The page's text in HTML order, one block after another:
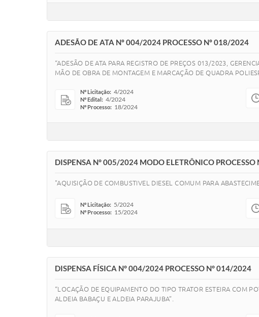
ADESÃO DE ATA Nº 004/2024 PROCESSO Nº 018/2024
“ADESÃO DE ATA PARA REGISTRO DE PREÇOS 013/2023,
MÃO DE OBRA DE MONTAGEM E MARCAÇÃO DE QUADRA
Nº Licitação: 4/2024
Nº Edital: 4/2024
Nº Processo: 18/2024
DISPENSA N° 005/2024 MODO ELETRÔNICO
"AQUISIÇÃO DE COMBUSTIVEL DIESEL COMUM PARA
Nº Licitação: 5/2024
Nº Processo: 15/2024
DISPENSA FÍSICA N° 004/2024 PROCESSO N° 014/2024
“LOCAÇÃO DE EQUIPAMENTO DO TIPO TRATOR ESTEIRA COM
ALDEIA BABAÇU E ALDEIA PARAJUBA”.